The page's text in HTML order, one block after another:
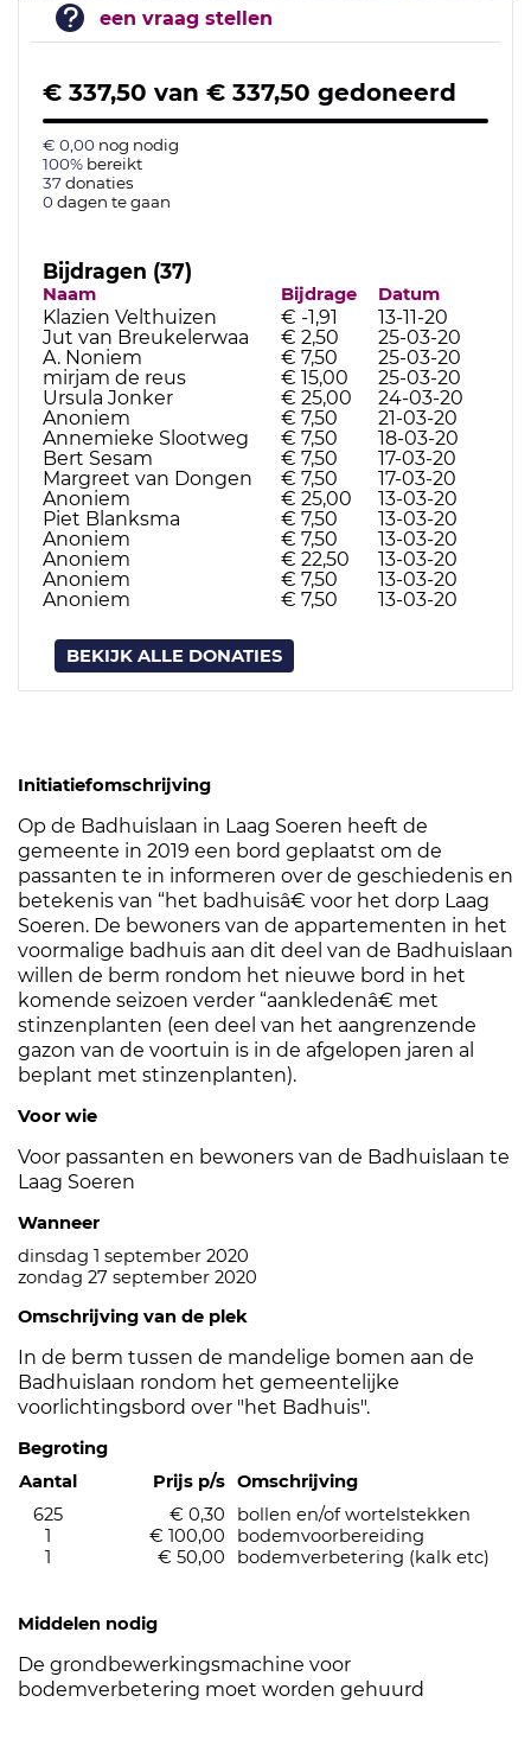
een vraag stellen
€ 337,50 van € 337,50 gedoneerd
€ 0,00 nog nodig
100% bereikt
37donaties
0dagen te gaan
Bijdragen (37)
Naam Bijdrage Datum
Klazien Velthuizen € -1,91
13-11-20
Jut van Breukelerwaa
€ 2,50
25-03-20
A. Noniem
€ 7,50
25-03-20
mirjam de reus
€ 15,00
25-03-20
Ursula Jonker
€ 25,00
24-03-20
Anoniem
€ 7,50
21-03-20
Annemieke Slootweg
€ 7,50
18-03-20
Bert Sesam
€ 7,50
17-03-20
Margreet van Dongen
€ 7,50
17-03-20
Anoniem
€ 25,00
13-03-20
Piet Blanksma
€ 7,50
13-03-20
Anoniem
€ 7,50
13-03-20
Anoniem
€ 22,50
13-03-20
Anoniem
€ 7,50
13-03-20
Anoniem
€ 7,50 13-03-20
BEKIJK ALLE DONATIES
Initiatiefomschrijving
Op de Badhuislaan in Laag Soeren heeft de
gemeente in 2019 een bord geplaatst om de
passanten te in informeren over de geschiedenis en
betekenis van “het badhuisâ€ voor het dorp Laag
Soeren. De bewoners van de appartementen in het
voormalige badhuis aan dit deel van de Badhuislaan
willen de berm rondom het nieuwe bord in het
komende seizoen verder “aankledenâ€ met
stinzenplanten (een deel van het aangrenzende
gazon van de voortuin is in de afgelopen jaren al
beplant met stinzenplanten).
Voor wie
Voor passanten en bewoners van de Badhuislaan te
Laag Soeren
Wanneer
dinsdag 1 september 2020
zondag 27 september 2020
Omschrijving van de plek
In de berm tussen de mandelige bomen aan de
Badhuislaan rondom het gemeentelijke
voorlichtingsbord over "het Badhuis".
Begroting
Aantal
Prijs p/s Omschrijving
625
€ 0,30
bollen en/of wortelstekken
1
€ 100,00
bodemvoorbereiding
1
€ 50,00 bodemverbetering (kalk etc)
Middelen nodig
De grondbewerkingsmachine voor
bodemverbetering moet worden gehuurd